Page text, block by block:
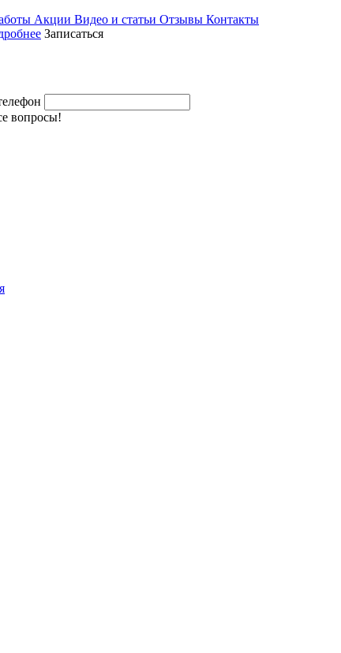
Акции Видео и статьи Отзывы Контакты
Записаться
вопросы!